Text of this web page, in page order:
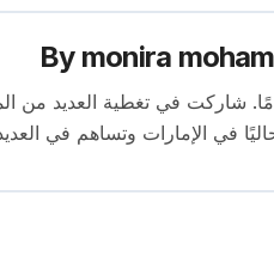
By monira
اقتصادية بخبرة تمتد لأكثر من 13 عامًا. شاركت في
في الإمارات وتساهم في